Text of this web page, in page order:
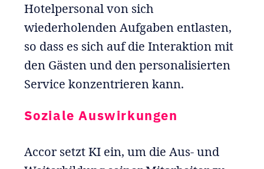
Hotelpersonal von sich
wiederholenden Aufgaben entlasten,
so dass es sich auf die Interaktion mit
den Gästen und den personalisierten
Service konzentrieren kann.
Soziale Auswirkungen
Accor setzt KI ein, um die Aus- und